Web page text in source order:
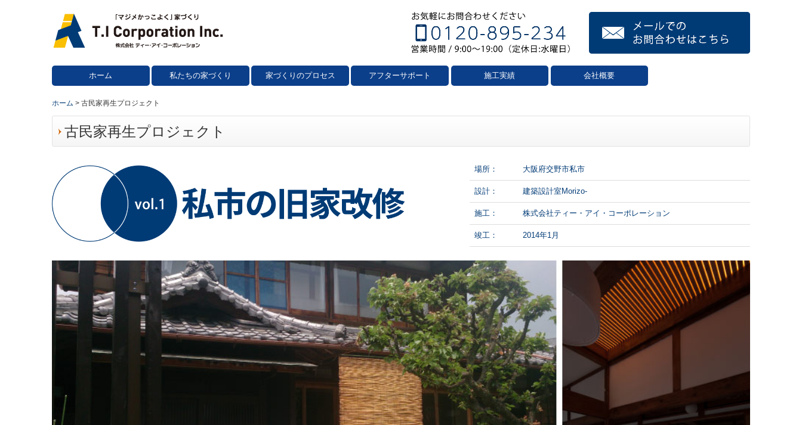
ホーム 私たちの家づくり 家づくりのプロセス アフターサポート 施工実績 会社概要
ホーム 古民家再生プロジェクト
古民家再生プロジェクト
場所： 大阪府交野市私市
設計： 建築設計室Morizo-
施工： 株式会社ティー・アイ・コーポレーション
竣工： 2014年1月